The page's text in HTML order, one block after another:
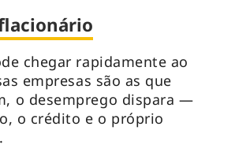
chegar rapidamente ao
empresas são as que
o desemprego dispara —
o crédito e o próprio